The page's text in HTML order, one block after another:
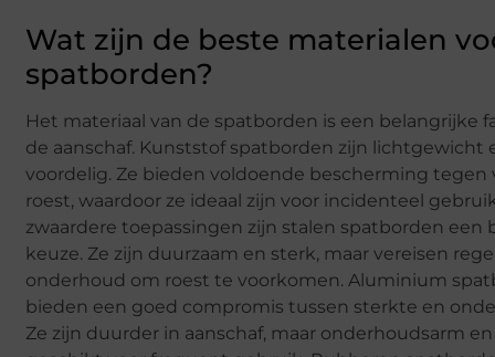
Wat zijn de beste materialen
spatborden?
Het materiaal van de spatborden is een belangrijke
de aanschaf. Kunststof spatborden zijn lichtgewicht
voordelig. Ze bieden voldoende bescherming tegen
roest, waardoor ze ideaal zijn voor incidenteel
zwaardere toepassingen zijn stalen spatborden een
keuze. Ze zijn duurzaam en sterk, maar vereisen
onderhoud om roest te voorkomen. Aluminium
bieden een goed compromis tussen sterkte en
Ze zijn duurder in aanschaf, maar onderhoudsarm